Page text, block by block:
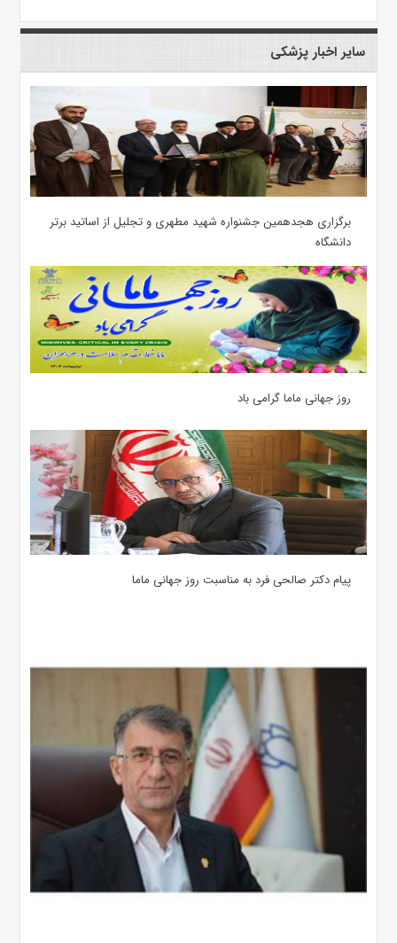
سایر اخبار پزشکی
برگزاری هجدهمین جشنواره شهید مطهری و تجلیل از اساتید برتر
دانشگاه
روز جهانی ماما گرامی باد
پیام دکتر صالحی فرد به مناسبت روز جهانی ماما